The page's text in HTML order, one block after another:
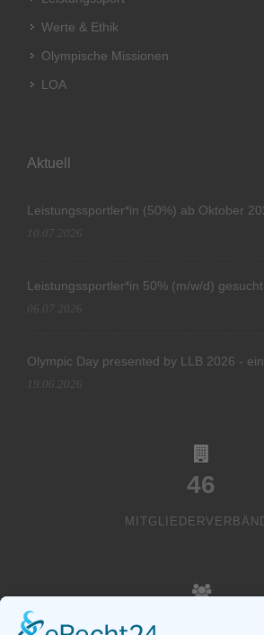
Werte & Ethik
Olympische Missionen
LOA
Aktuell
Leistungssportler*in (50%) ab Oktober
10.07.2026
Leistungssportler*in 50% (m/w/d)
06.07.2026
Olympic Day presented by LLB 2026 -
19.06.2026
46